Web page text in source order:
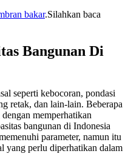
bakar.Silahkan baca
Bangunan Di
seperti kebocoran, pondasi
retak, dan lain-lain. Beberapa
memperhatikan
bangunan di Indonesia
parameter, namun itu
yang perlu diperhatikan dalam